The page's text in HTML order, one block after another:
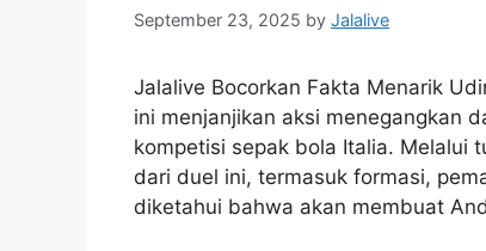
September 23, 2025 by Jalalive
Jalalive Bocorkan Fakta Menarik
ini menjanjikan aksi menegangkan
kompetisi sepak bola Italia. Melalui
dari duel ini, termasuk formasi,
diketahui bahwa akan membuat